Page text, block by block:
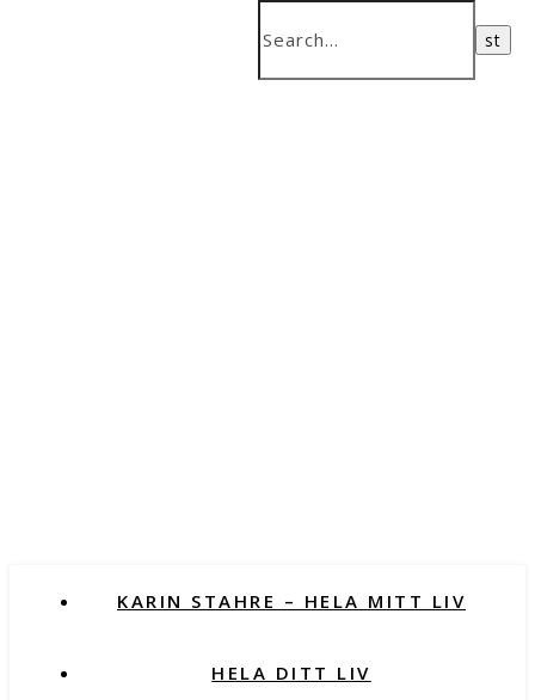
KARIN STAHRE – HELA MITT LIV
HELA DITT LIV